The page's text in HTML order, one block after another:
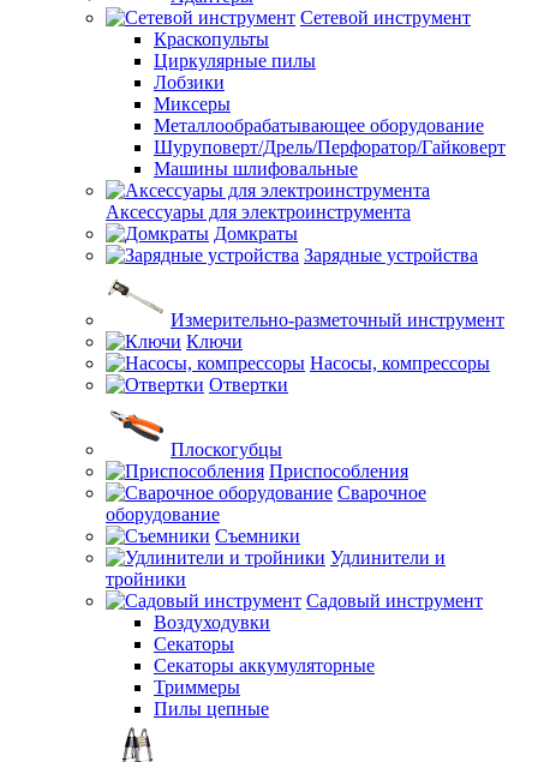
Сетевой инструмент
Краскопульты
Циркулярные пилы
Лобзики
Миксеры
Металлообрабатывающее оборудование
Шуруповерт/Дрель/Перфоратор/Гайковерт
Машины шлифовальные
Аксессуары для электроинструмента
Домкраты
Зарядные устройства
Измерительно-разметочный инструмент
Ключи
Насосы, компрессоры
Отвертки
Плоскогубцы
Приспособления
Сварочное
оборудование
Съемники
Удлинители и
тройники
Садовый инструмент
Воздуходувки
Секаторы
Секаторы аккумуляторные
Триммеры
Пилы цепные